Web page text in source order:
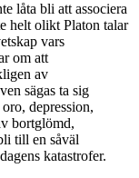
låta bli att associera
helt olikt Platon talar
vars
om att
av
sägas ta sig
depression,
bortglömd,
till en såväl
katastrofer.